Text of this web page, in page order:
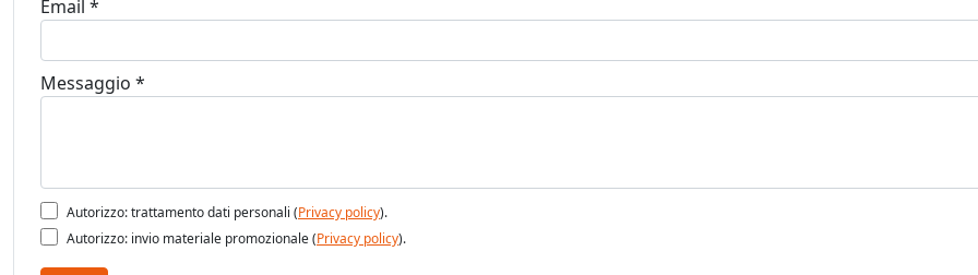
Email *
Messaggio *
Autorizzo: trattamento dati personali (Privacy policy).
Autorizzo: invio materiale promozionale (Privacy policy).